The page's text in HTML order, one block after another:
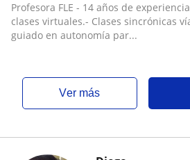
Profesora FLE - 14 años de
clases virtuales.- Clases sincrónicas
guiado en autonomía par...
ver más